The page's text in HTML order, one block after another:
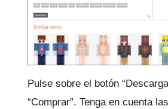
Pulse sobre el botón
“Comprar”. Tenga en cuenta